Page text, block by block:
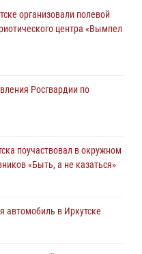
организовали полевой
центра «Вымпел
Росгвардии по
поучаствовал в окружном
«Быть, а не казаться»
автомобиль в Иркутске